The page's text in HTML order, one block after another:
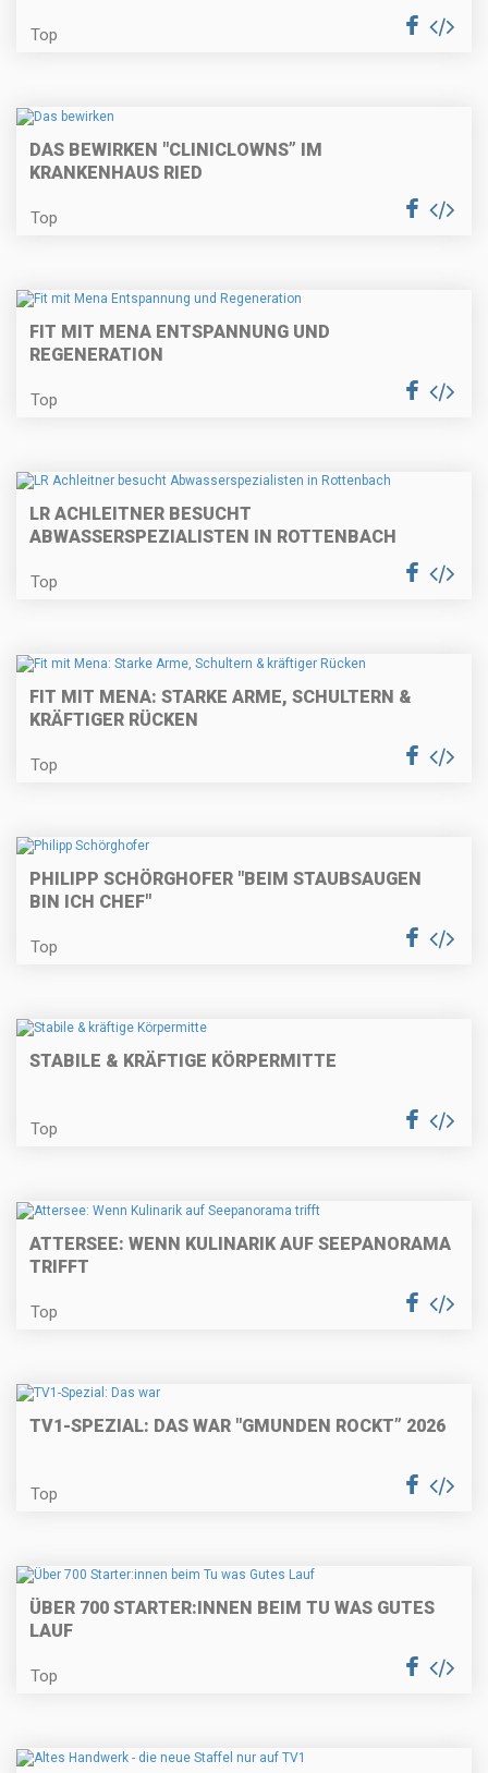
Top
DAS BEWIRKEN "CLINICLOWNS” IM
KRANKENHAUS RIED
Top
FIT MIT MENA ENTSPANNUNG UND
REGENERATION
Top
LR ACHLEITNER BESUCHT
ABWASSERSPEZIALISTEN IN ROTTENBACH
Top
FIT MIT MENA: STARKE ARME, SCHULTERN &
KRÄFTIGER RÜCKEN
Top
PHILIPP SCHÖRGHOFER "BEIM STAUBSAUGEN
BIN ICH CHEF"
Top
STABILE & KRÄFTIGE KÖRPERMITTE
Top
ATTERSEE: WENN KULINARIK AUF SEEPANORAMA
TRIFFT
Top
TV1-SPEZIAL: DAS WAR "GMUNDEN ROCKT” 2026
Top
ÜBER 700 STARTER:INNEN BEIM TU WAS GUTES
LAUF
Top